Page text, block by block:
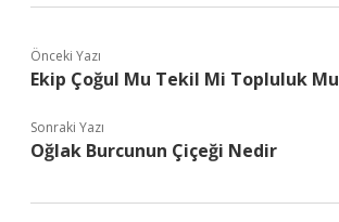
Önceki Yazı
Ekip Çoğul Mu Tekil Mi Topluluk Mu
Sonraki Yazı
Oğlak Burcunun Çiçeği Nedir